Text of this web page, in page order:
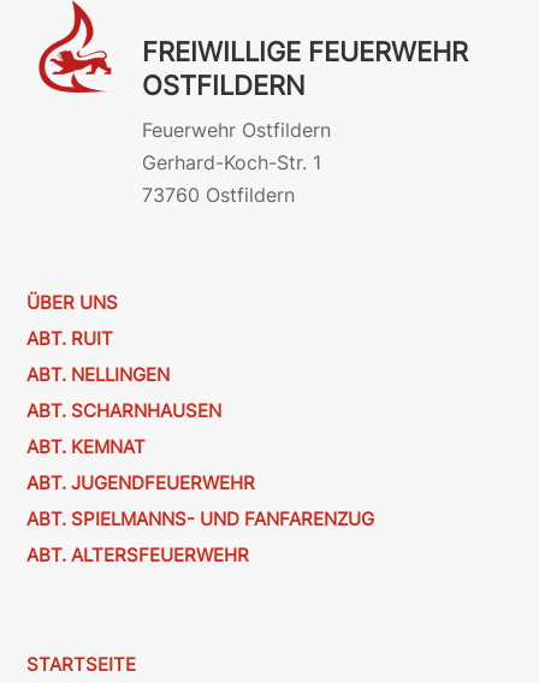
FREIWILLIGE FEUERWEHR
OSTFILDERN
Feuerwehr Ostfildern
Gerhard-Koch-Str. 1
73760 Ostfildern
ÜBER UNS
ABT. RUIT
ABT. NELLINGEN
ABT. SCHARNHAUSEN
ABT. KEMNAT
ABT. JUGENDFEUERWEHR
ABT. SPIELMANNS- UND FANFARENZUG
ABT. ALTERSFEUERWEHR
STARTSEITE